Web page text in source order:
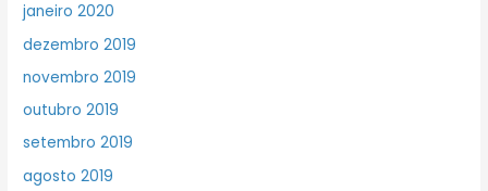
janeiro 2020
dezembro 2019
novembro 2019
outubro 2019
setembro 2019
agosto 2019